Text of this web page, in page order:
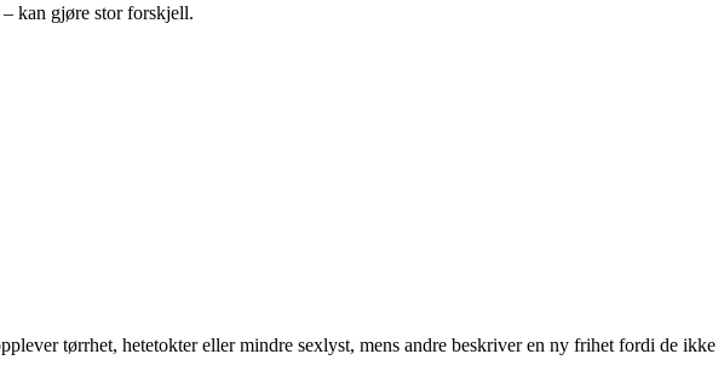
kan gjøre stor forskjell.
tørrhet, hetetokter eller mindre sexlyst, mens andre beskriver en ny frihet fordi de ikke